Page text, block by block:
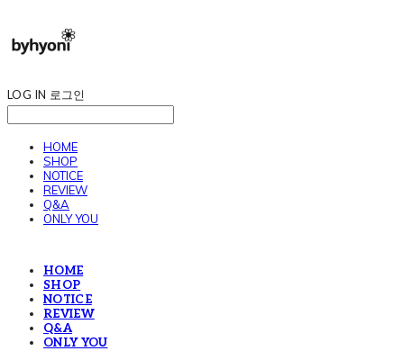
LOG IN 로그인
HOME
SHOP
NOTICE
REVIEW
Q&A
ONLY YOU
HOME
SHOP
NOTICE
REVIEW
Q&A
ONLY YOU